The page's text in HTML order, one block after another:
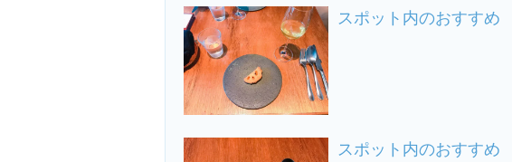
スポット内のおすすめ
スポット内のおすすめ